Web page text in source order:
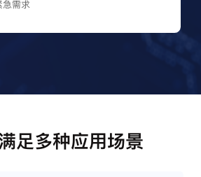
急需求
足多种应用场景